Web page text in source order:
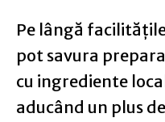
Pe lângă
pot savura
cu ingrediente
aducând un plus